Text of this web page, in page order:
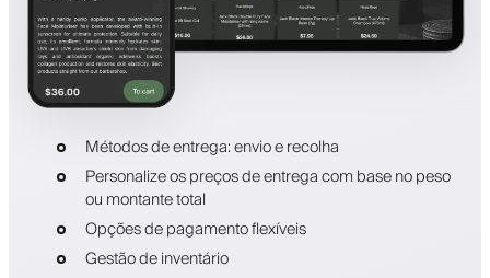
Métodos de entrega: envio e recolha
Personalize os preços de entrega com base no peso
ou montante total
Opções de pagamento flexíveis
Gestão de inventário